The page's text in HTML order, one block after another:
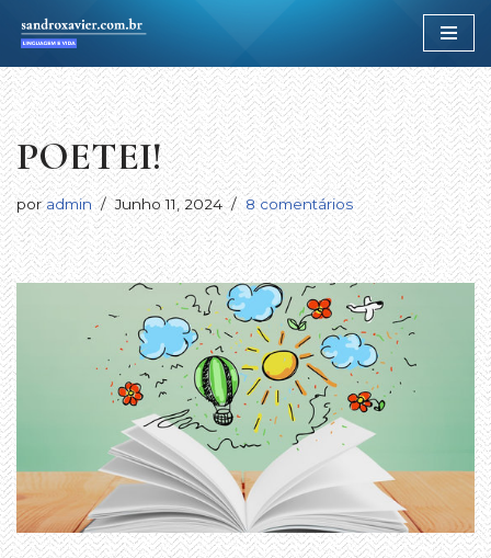
para
o
conteúdo
POETEI!
poradmin Junho 11, 2024 8 comentários